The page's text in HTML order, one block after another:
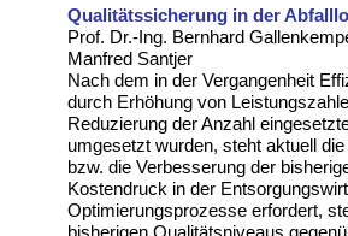
Qualitätssicherung in der
Prof. Dr.-Ing. Bernhard
Manfred Santjer
Nach dem in der Vergangenheit
durch Erhöhung von
Reduzierung der Anzahl
umgesetzt wurden, steht aktuell
bzw. die Verbesserung der
Kostendruck in der
Optimierungsprozesse erfordert,
bisherigen Qualitätsniveaus